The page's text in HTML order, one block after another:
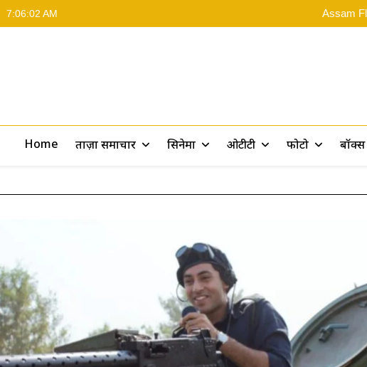
7:06:03 AM
Assam
Ramayana
Ramayana
Home ताज़ा समाचार सिनेमा ओटीटी फोटो